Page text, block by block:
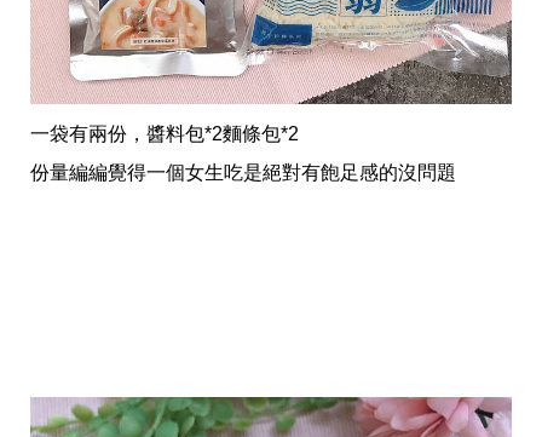
料
理
職
場
生
活
食
一袋有兩份，醬料包*2麵條包*2
份量編編覺得一個女生吃是絕對有飽足感的沒問題